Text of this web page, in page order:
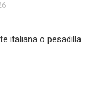
italiana o pesadilla